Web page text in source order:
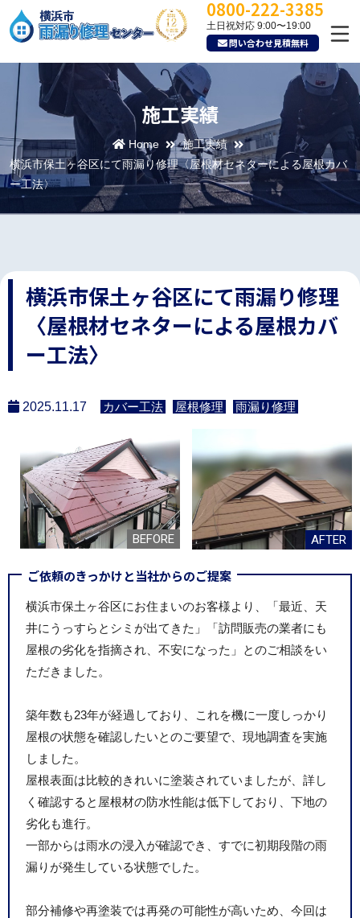
0800-222-3385
土日祝対応 9:00〜19:00
問い合わせ見積無料
施工実績
Home
施工実績
横浜市保土ヶ谷区にて雨漏り修理〈屋根材セネターによる屋根カバ
ー工法〉
横浜市保土ヶ谷区にて雨漏り修理
〈屋根材セネターによる屋根カバ
ー工法〉
2025.11.17 カバー工法 屋根修理 雨漏り修理
ご依頼のきっかけと当社からのご提案
横浜市保土ヶ谷区にお住まいのお客様より、「最近、天
井にうっすらとシミが出てきた」「訪問販売の業者にも
屋根の劣化を指摘され、不安になった」とのご相談をい
ただきました。
築年数も23年が経過しており、これを機に一度しっかり
屋根の状態を確認したいとのご要望で、現地調査を実施
しました。
屋根表面は比較的きれいに塗装されていましたが、詳し
く確認すると屋根材の防水性能は低下しており、下地の
劣化も進行。
一部からは雨水の浸入が確認でき、すでに初期段階の雨
漏りが発生している状態でした。
部分補修や再塗装では再発の可能性が高いため、今回は